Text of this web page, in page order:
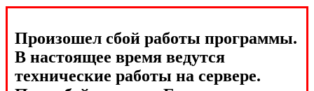
Произошел сбой работы программы.
В настоящее время ведутся
технические работы на сервере.